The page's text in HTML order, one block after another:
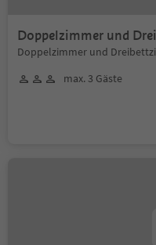
Doppelzimmer und
Doppelzimmer und
max. 3 Gäste